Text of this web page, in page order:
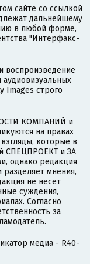
сайте со ссылкой
дальнейшему
в любой форме,
"Интерфакс-
воспроизведение
Images строго
КОМПАНИЙ и
на правах
которые в
СПЕЦПРОЕКТ и ЗА
однако редакция
разделяет мнения,
не несет
суждения,
Согласно
за
медиа - R40-